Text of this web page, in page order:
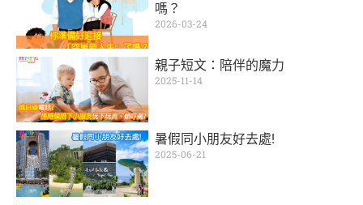
嗎？
2026-03-24
親子短文：陪伴的魔力
2025-11-14
暑假同小朋友好去處!
2025-06-21